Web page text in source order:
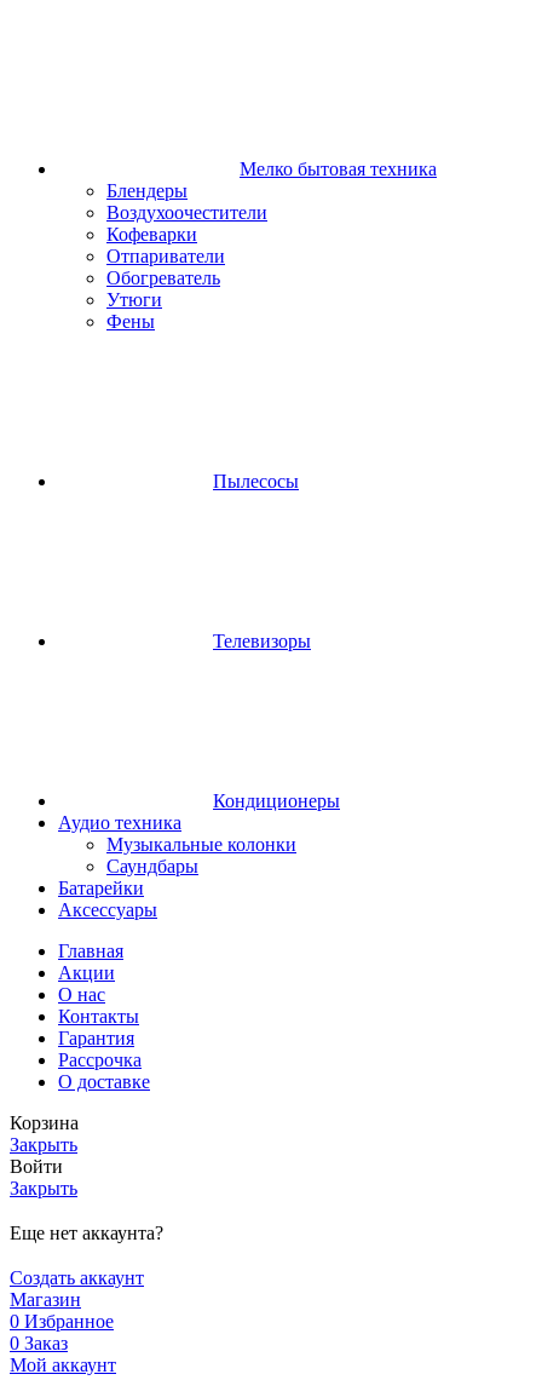
Мелко бытовая техника
Блендеры
Воздухоочестители
Кофеварки
Отпариватели
Обогреватель
Утюги
Фены
Пылесосы
Телевизоры
Кондиционеры
Аудио техника
Музыкальные колонки
Саундбары
Батарейки
Аксессуары
Главная
Акции
О нас
Контакты
Гарантия
Рассрочка
О доставке
Корзина
Закрыть
Войти
Закрыть
Еще нет аккаунта?
Создать аккаунт
Магазин
0 Избранное
0 Заказ
Мой аккаунт